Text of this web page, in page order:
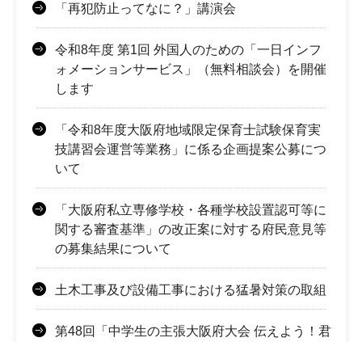
「再犯防止ってなに？」講演会
令和8年度 第1回 外国人のための「一日インフ
ォメーションサービス」（無料相談会）を開催
します
「令和8年度大阪府地域限定保育士試験保育実
技講習会運営等業務」に係る企画提案公募につ
いて
「大阪府私立専修学校・各種学校設置認可等に
関する審査基準」の改正案に対する府民意見等
の募集結果について
土木工事及び設備工事における猛暑対策の取組
第48回「中学生の主張大阪府大会 伝えよう！君